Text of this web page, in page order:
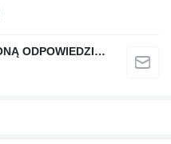
QINDITO SPÓŁKA Z OGRANICZONĄ ODPOWIEDZIALNOŚCIĄ